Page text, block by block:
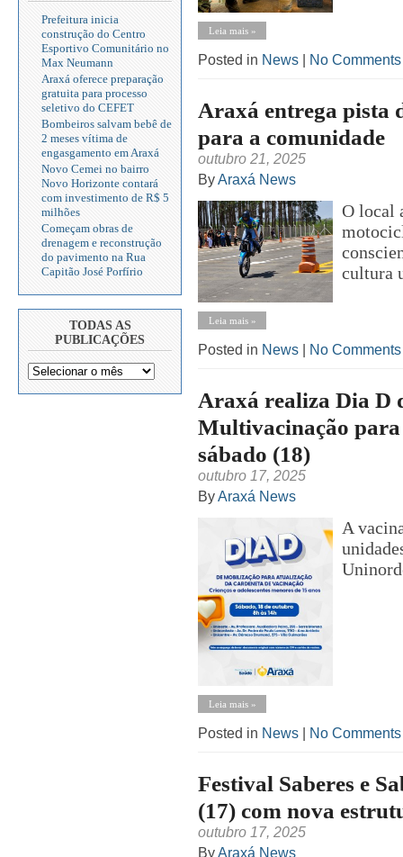
Prefeitura inicia
construção do Centro
Esportivo Comunitário no
Max Neumann
Araxá oferece preparação
gratuita para processo
seletivo do CEFET
Bombeiros salvam bebê de
2 meses vítima de
engasgamento em Araxá
Novo Cemei no bairro
Novo Horizonte contará
com investimento de R$ 5
milhões
Começam obras de
drenagem e reconstrução
do pavimento na Rua
Capitão José Porfírio
TODAS AS
PUBLICAÇÕES
Leia mais »
Posted in News No
Araxá entrega pista
para a comunidade
outubro 21, 2025
ByAraxá News
O local
cultura
Leia mais »
Posted in News No
Araxá realiza Dia D
Multivacinação para
sábado (18)
outubro 17, 2025
ByAraxá News
A
Leia mais »
Posted in News No
Festival Saberes e
(17) com nova
outubro 17, 2025
ByAraxá News